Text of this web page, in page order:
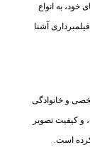
خود، به انواع
آشنا
و خانوادگی
و کیفیت تصویر
کرده است.